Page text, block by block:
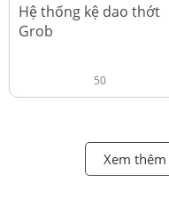
Hệ thống kệ dao thớt
Grob
50
Xem